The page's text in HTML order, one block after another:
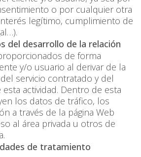
o por cualquier otra
legítimo, cumplimiento de
del desarrollo de la relación
de forma
y/o usuario al derivar de la
servicio contratado y del
actividad. Dentro de esta
los datos de tráfico, los
a través de la página Web
al área privada u otros de
de tratamiento